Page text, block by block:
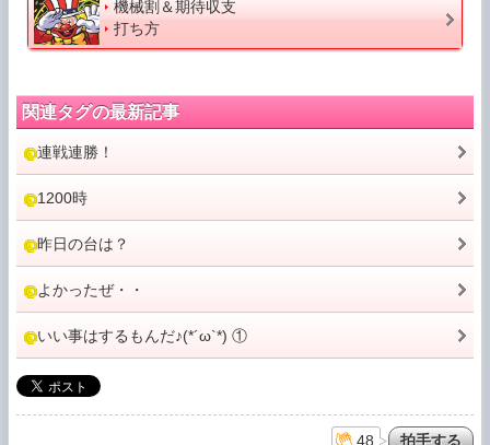
機械割＆期待収支
打ち方
関連タグの最新記事
連戦連勝！
1200時
昨日の台は？
よかったぜ・・
いい事はするもんだ♪(*´ω`*) ①
48